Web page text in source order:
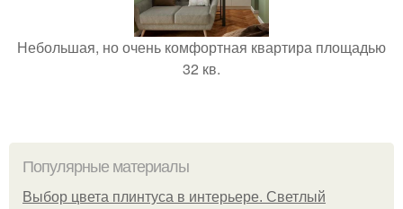
Небольшая, но очень комфортная квартира площадью
32 кв.
Популярные материалы
Выбор цвета плинтуса в интерьере. Светлый